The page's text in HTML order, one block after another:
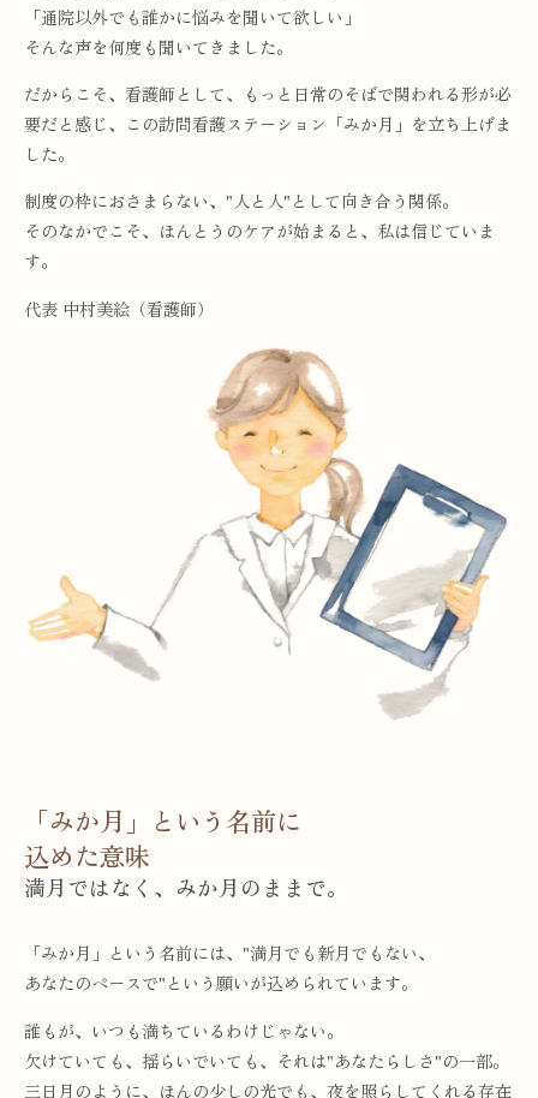
「通院以外でも誰かに悩みを聞いて欲しい」
そんな声を何度も聞いてきました。
だからこそ、看護師として、もっと日常のそばで関われる形が必
要だと感じ、この訪問看護ステーション「みか月」を立ち上げま
した。
制度の枠におさまらない、"人と人"として向き合う関係。
そのなかでこそ、ほんとうのケアが始まると、私は信じていま
す。
代表 中村美絵（看護師）
「みか月」という名前に
込めた意味
満月ではなく、みか月のままで。
「みか月」という名前には、"満月でも新月でもない、
あなたのペースで"という願いが込められています。
誰もが、いつも満ちているわけじゃない。
欠けていても、揺らいでいても、それは"あなたらしさ"の一部。
三日月のように、ほんの少しの光でも、夜を照らしてくれる存在